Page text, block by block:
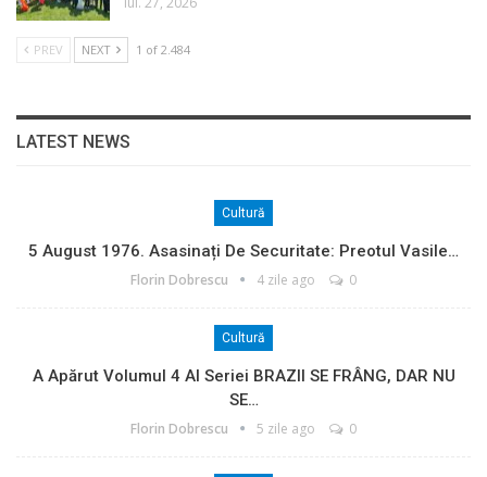
PREV NEXT 1 of 2.484
LATEST NEWS
Cultură
5 August 1976. Asasinați De Securitate: Preotul Vasile…
Florin Dobrescu 4 zile ago 0
Cultură
A Apărut Volumul 4 Al Seriei BRAZII SE FRÂNG, DAR NU
SE…
Florin Dobrescu 5 zile ago 0